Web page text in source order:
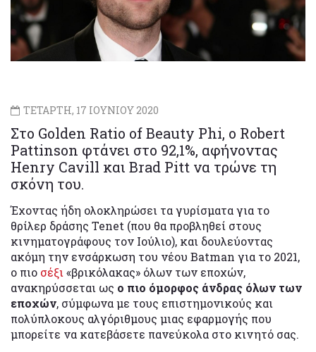
ΤΕΤΑΡΤΗ, 17 ΙΟΥΝΙΟΥ 2020
Στο Golden Ratio of Beauty Phi, o Robert
Pattinson φτάνει στο 92,1%, αφήνοντας
Henry Cavill και Brad Pitt να τρώνε τη
σκόνη του.
Έχοντας ήδη ολοκληρώσει τα γυρίσματα για το
θρίλερ δράσης Tenet (που θα προβληθεί στους
κινηματογράφους τον Ιούλιο), και δουλεύοντας
ακόμη την ενσάρκωση του νέου Batman για το 2021,
ο πιο σέξι«βρικόλακας» όλων των εποχών,
ανακηρύσσεται ως ο πιο όμορφος άνδρας όλων των
εποχών, σύμφωνα με τους επιστημονικούς και
πολύπλοκους αλγόριθμους μιας εφαρμογής που
μπορείτε να κατεβάσετε πανεύκολα στο κινητό σας.